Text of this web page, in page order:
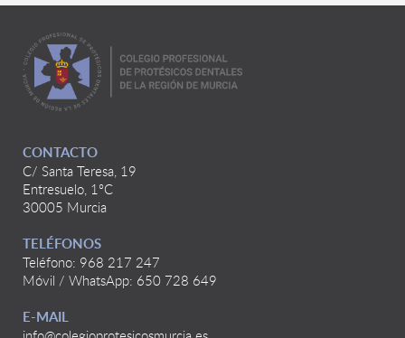
CONTACTO
C/ Santa Teresa, 19
Entresuelo, 1ºC
30005 Murcia
TELÉFONOS
Teléfono: 968 217 247
Móvil / WhatsApp: 650 728 649
E-MAIL